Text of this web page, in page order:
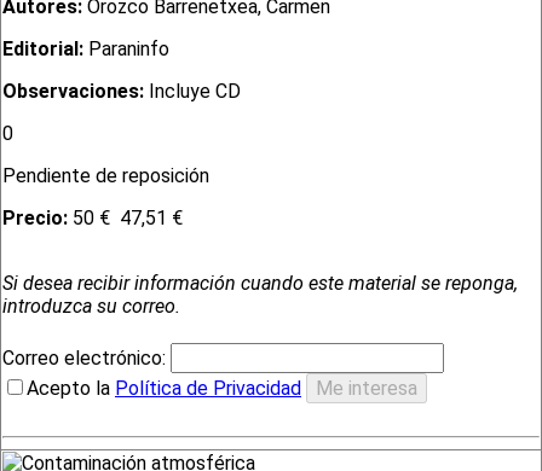
Autores: Orozco Barrenetxea, Carmen
Editorial: Paraninfo
Observaciones: Incluye CD
0
Pendiente de reposición
Precio: 50 € 47,51 €
Si desea recibir información cuando este material se reponga,
introduzca su correo.
Correo electrónico:
Acepto la Política de Privacidad